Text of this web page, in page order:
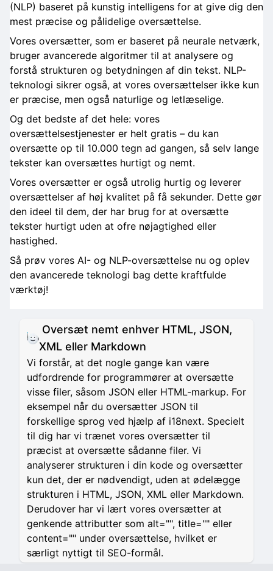
(NLP) baseret på kunstig intelligens for at give dig den
mest præcise og pålidelige oversættelse.
Vores oversætter, som er baseret på neurale netværk,
bruger avancerede algoritmer til at analysere og
forstå strukturen og betydningen af din tekst. NLP-
teknologi sikrer også, at vores oversættelser ikke kun
er præcise, men også naturlige og letlæselige.
Og det bedste af det hele: vores
oversættelsestjenester er helt gratis – du kan
oversætte op til 10.000 tegn ad gangen, så selv lange
tekster kan oversættes hurtigt og nemt.
Vores oversætter er også utrolig hurtig og leverer
oversættelser af høj kvalitet på få sekunder. Dette gør
den ideel til dem, der har brug for at oversætte
tekster hurtigt uden at ofre nøjagtighed eller
hastighed.
Så prøv vores AI- og NLP-oversættelse nu og oplev
den avancerede teknologi bag dette kraftfulde
værktøj!
Oversæt nemt enhver HTML, JSON,
XML eller Markdown
Vi forstår, at det nogle gange kan være
udfordrende for programmører at oversætte
visse filer, såsom JSON eller HTML-markup. For
eksempel når du oversætter JSON til
forskellige sprog ved hjælp af i18next. Specielt
til dig har vi trænet vores oversætter til
præcist at oversætte sådanne filer. Vi
analyserer strukturen i din kode og oversætter
kun det, der er nødvendigt, uden at ødelægge
strukturen i HTML, JSON, XML eller Markdown.
Derudover har vi lært vores oversætter at
genkende attributter som alt="", title="" eller
content="" under oversættelse, hvilket er
særligt nyttigt til SEO-formål.